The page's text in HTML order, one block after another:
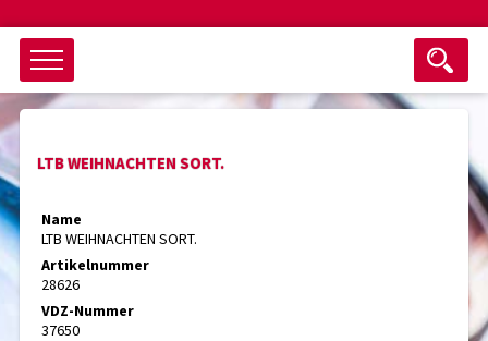
Objektsuche
als ganzes Wort suchen
nur Titel im Angebot
LTB WEIHNACHTEN SORT.
Name
LTB WEIHNACHTEN SORT.
Artikelnummer
28626
VDZ-Nummer
37650